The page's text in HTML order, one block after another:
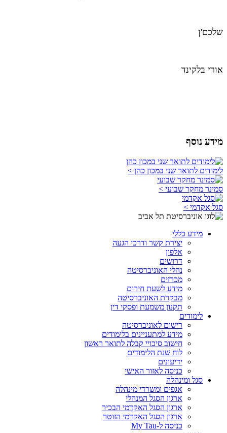
שלכם'ן
אורי בלקינד
מידע נוסף
לימודים לתואר שני במכון כהן >
סמינר מחקר שבועי >
סגל אקדמי >
מידע כללי
יצירת קשר ודרכי הגעה
אלפון
דרושים
נהלי האוניברסיטה
מכרזים
מידע לשעת חירום
מבקרת האוניברסיטה
תקנון משמעת ופסקי דין
לימודים
רישום לאוניברסיטה
מידע למתעניינים בלימודים
חישוב סיכויי קבלה לתואר ראשון
לוח שנת הלימודים
ידיעונים
כניסה לאזור האישי
סגל ומינהלה
אגפים ומשרדי מינהלה
ארגון הסגל המנהלי
ארגון הסגל האקדמי הבכיר
ארגון הסגל האקדמי הזוטר
כניסה ל-My Tau